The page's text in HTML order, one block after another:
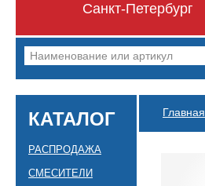
Санкт-Петербург
Главная
КАТАЛОГ
РАСПРОДАЖА
СМЕСИТЕЛИ